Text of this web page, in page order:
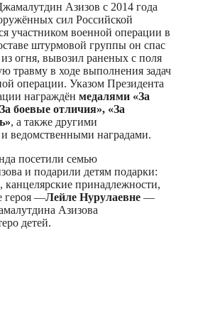
Азизов с 2014 года
сил Российской
участником военной операции в
штурмовой группы он спас
огня, вывозил раненых с поля
травму в ходе выполнения задач
операции. Указом Президента
награждён медалями «За
боевые отличия», «За
, а также другими
ведомственными наградами.
посетили семью
и подарили детям подарки:
принадлежности,
героя —Лейле Нурулаевне —
Азизова
детей.